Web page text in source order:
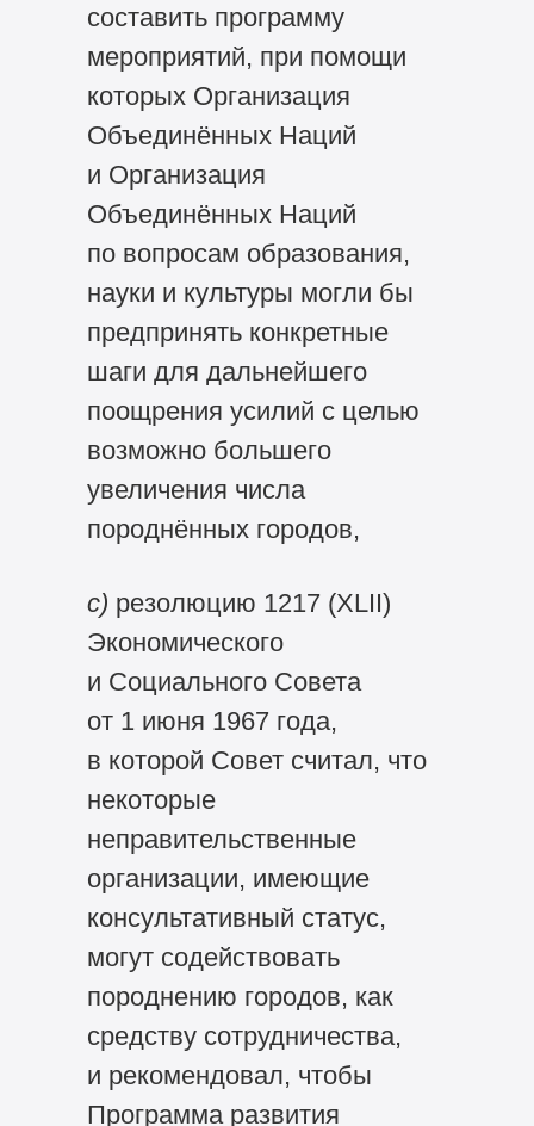
составить программу
мероприятий, при помощи
которых Организация
Объединённых Наций
и Организация
Объединённых Наций
по вопросам образования,
науки и культуры могли бы
предпринять конкретные
шаги для дальнейшего
поощрения усилий с целью
возможно большего
увеличения числа
породнённых городов,
с) резолюцию 1217 (XLII)
Экономического
и Социального Совета
от 1 июня 1967 года,
в которой Совет считал, что
некоторые
неправительственные
организации, имеющие
консультативный статус,
могут содействовать
породнению городов, как
средству сотрудничества,
и рекомендовал, чтобы
Программа развития